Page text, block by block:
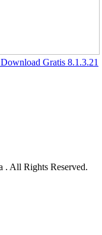
Gratis 8.1.3.21
. All Rights Reserved.